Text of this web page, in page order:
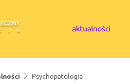
aktualności
Psychopatologia